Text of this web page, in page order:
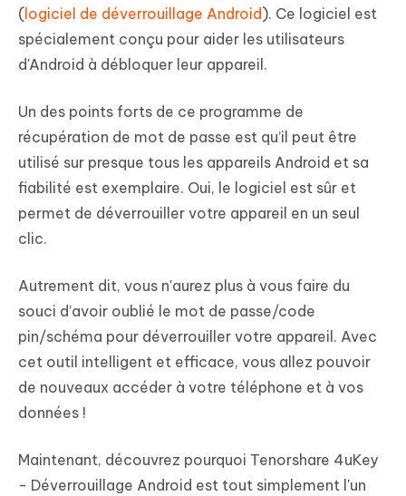
( logiciel de déverrouillage Android). Ce logiciel est
spécialement conçu pour aider les utilisateurs
d'Android à débloquer leur appareil.
Un des points forts de ce programme de
récupération de mot de passe est qu’il peut être
utilisé sur presque tous les appareils Android et sa
fiabilité est exemplaire. Oui, le logiciel est sûr et
permet de déverrouiller votre appareil en un seul
clic.
Autrement dit, vous n'aurez plus à vous faire du
souci d’avoir oublié le mot de passe/code
pin/schéma pour déverrouiller votre appareil. Avec
cet outil intelligent et efficace, vous allez pouvoir
de nouveaux accéder à votre téléphone et à vos
données !
Maintenant, découvrez pourquoi Tenorshare 4uKey
- Déverrouillage Android est tout simplement l'un